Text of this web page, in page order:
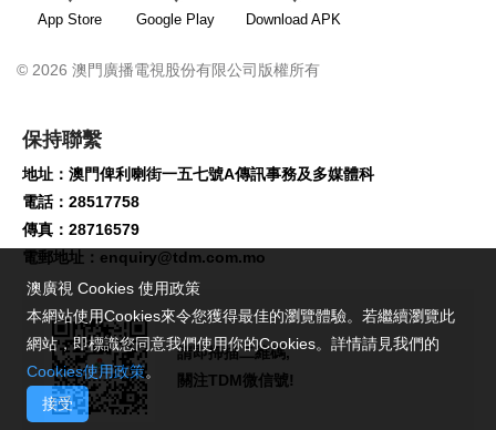
App Store Google Play Download APK
© 2026 澳門廣播電視股份有限公司版權所有
保持聯繫
地址：澳門俾利喇街一五七號A傳訊事務及多媒體科
電話：28517758
傳真：28716579
電郵地址： enquiry@tdm.com.mo
請即掃描二維碼,
關注TDM微信號!
澳廣視 Cookies 使用政策
本網站使用Cookies來令您獲得最佳的瀏覽體驗。若繼續瀏覽此
網站，即標識您同意我們使用你的Cookies。詳情請見我們的
Cookies使用政策。
接受